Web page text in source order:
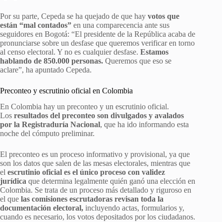
Por su parte, Cepeda se ha quejado de que hay votos que
están “mal contados” en una comparecencia ante sus
seguidores en Bogotá: “El presidente de la República acaba de
pronunciarse sobre un desfase que queremos verificar en torno
al censo electoral. Y no es cualquier desfase. Estamos
hablando de 850.000 personas. Queremos que eso se
aclare”, ha apuntado Cepeda.
Preconteo y escrutinio oficial en Colombia
En Colombia hay un preconteo y un escrutinio oficial.
Los resultados del preconteo son divulgados y avalados
por la Registraduría Nacional, que ha ido informando esta
noche del cómputo preliminar.
El preconteo es un proceso informativo y provisional, ya que
son los datos que salen de las mesas electorales, mientras que
el escrutinio oficial es el único proceso con validez
jurídica que determina legalmente quién ganó una elección en
Colombia. Se trata de un proceso más detallado y riguroso en
el que las comisiones escrutadoras revisan toda la
documentación electoral, incluyendo actas, formularios y,
cuando es necesario, los votos depositados por los ciudadanos.